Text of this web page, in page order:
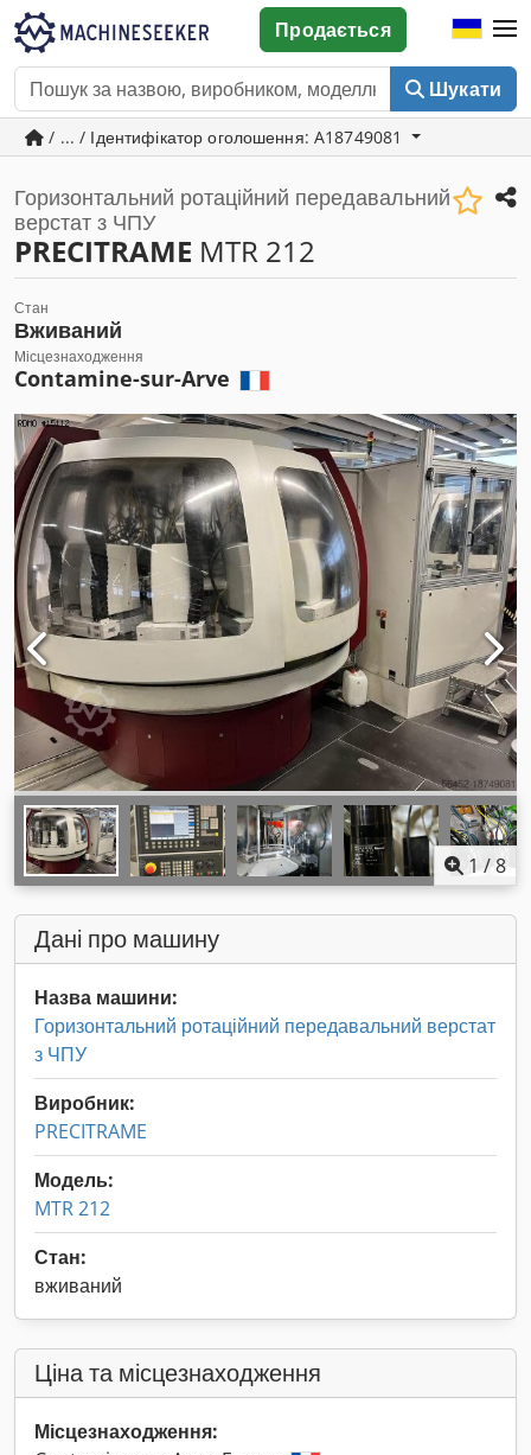
Шукати
Продається
/ ... / Ідентифікатор оголошення: A18749081
Горизонтальний ротаційний передавальний
верстат з ЧПУ
PRECITRAME MTR 212
Стан
Вживаний
Місцезнаходження
Contamine-sur-Arve
1 /8
Дані про машину
Назва машини:
Горизонтальний ротаційний передавальний верстат
з ЧПУ
Виробник:
PRECITRAME
Модель:
MTR 212
Стан:
вживаний
Ціна та місцезнаходження
Місцезнаходження: